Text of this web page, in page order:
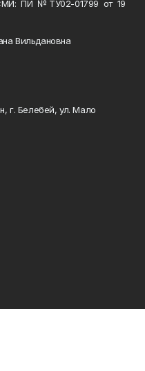
ПИ №ТУ02-01799 от 19
Вильдановна
г. Белебей, ул. Мало